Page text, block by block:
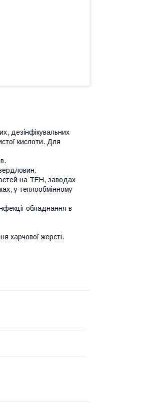
дезінфікувальних
кислоти. Для
на ТЕН, заводах
у теплообмінному
обладнання в
харчової жерсті.